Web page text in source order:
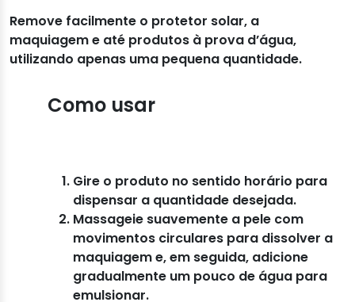
Remove facilmente o protetor solar, a
maquiagem e até produtos à prova d’água,
utilizando apenas uma pequena quantidade.
Como usar
Gire o produto no sentido horário para
dispensar a quantidade desejada.
Massageie suavemente a pele com
movimentos circulares para dissolver a
maquiagem e, em seguida, adicione
gradualmente um pouco de água para
emulsionar.